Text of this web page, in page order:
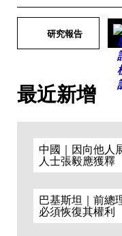
研究報告
最近新增
中國｜因向他人
人士張毅應獲釋
巴基斯坦｜前總
必須恢復其權利